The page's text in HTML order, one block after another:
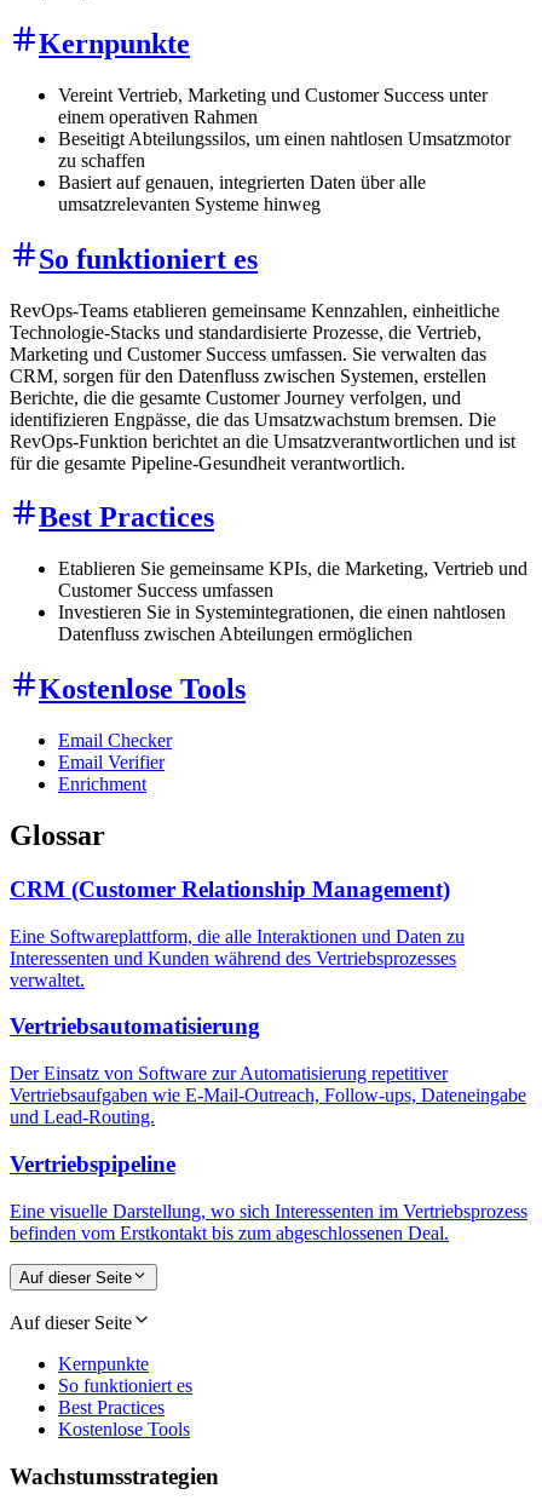
Kernpunkte
Vereint Vertrieb, Marketing und Customer Success unter
einem operativen Rahmen
Beseitigt Abteilungssilos, um einen nahtlosen Umsatzmotor
zu schaffen
Basiert auf genauen, integrierten Daten über alle
umsatzrelevanten Systeme hinweg
So funktioniert es
RevOps-Teams etablieren gemeinsame Kennzahlen, einheitliche
Technologie-Stacks und standardisierte Prozesse, die Vertrieb,
Marketing und Customer Success umfassen. Sie verwalten das
CRM, sorgen für den Datenfluss zwischen Systemen, erstellen
Berichte, die die gesamte Customer Journey verfolgen, und
identifizieren Engpässe, die das Umsatzwachstum bremsen. Die
RevOps-Funktion berichtet an die Umsatzverantwortlichen und ist
für die gesamte Pipeline-Gesundheit verantwortlich.
Best Practices
Etablieren Sie gemeinsame KPIs, die Marketing, Vertrieb und
Customer Success umfassen
Investieren Sie in Systemintegrationen, die einen nahtlosen
Datenfluss zwischen Abteilungen ermöglichen
Kostenlose Tools
Email Checker
Email Verifier
Enrichment
Glossar
CRM (Customer Relationship Management)
Eine Softwareplattform, die alle Interaktionen und Daten zu
Interessenten und Kunden während des Vertriebsprozesses
verwaltet.
Vertriebsautomatisierung
Der Einsatz von Software zur Automatisierung repetitiver
Vertriebsaufgaben wie E-Mail-Outreach, Follow-ups, Dateneingabe
und Lead-Routing.
Vertriebspipeline
Eine visuelle Darstellung, wo sich Interessenten im Vertriebsprozess
befinden vom Erstkontakt bis zum abgeschlossenen Deal.
Auf dieser Seite
Auf dieser Seite
Kernpunkte
So funktioniert es
Best Practices
Kostenlose Tools
Wachstumsstrategien